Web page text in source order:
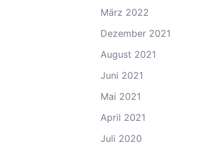
März 2022
Dezember 2021
August 2021
Juni 2021
Mai 2021
April 2021
Juli 2020